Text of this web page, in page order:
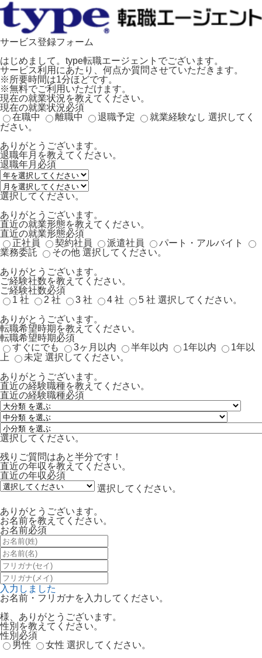
サービス登録フォーム
はじめまして。type転職エージェントでございます。
サービス利用にあたり、何点か質問させていただきます。
※所要時間は1分ほどです。
※無料でご利用いただけます。
現在の就業状況を教えてください。
現在の就業状況必須
在職中
離職中 退職予定 就業経験なし 選択してく
ださい。
ありがとうございます。
退職年月を教えてください。
退職年月 必須
選択してください。
ありがとうございます。
直近の就業形態を教えてください。
直近の就業形態必須
正社員
契約社員 派遣社員
パート・アルバイト
業務委託
その他 選択してください。
ありがとうございます。
ご経験社数を教えてください。
ご経験社数必須
1 社
2 社 3 社 4 社 5 社 選択してください。
ありがとうございます。
転職希望時期を教えてください。
転職希望時期必須
すぐにでも
3ヶ月以内 半年以内 1年以内
1年以
上
未定 選択してください。
ありがとうございます。
直近の経験職種を教えてください。
直近の経験職種必須
選択してください。
残りご質問はあと半分です！
直近の年収を教えてください。
直近の年収必須
選択してください。
ありがとうございます。
お名前を教えてください。
お名前必須
入力しました
お名前・フリガナを入力してください。
様、ありがとうございます。
性別を教えてください。
性別 必須
男性
女性 選択してください。